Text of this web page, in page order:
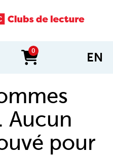
0
items in cart EN
Aucun
pour